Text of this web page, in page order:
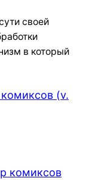
своей
в который
комиксов (v.
комиксов